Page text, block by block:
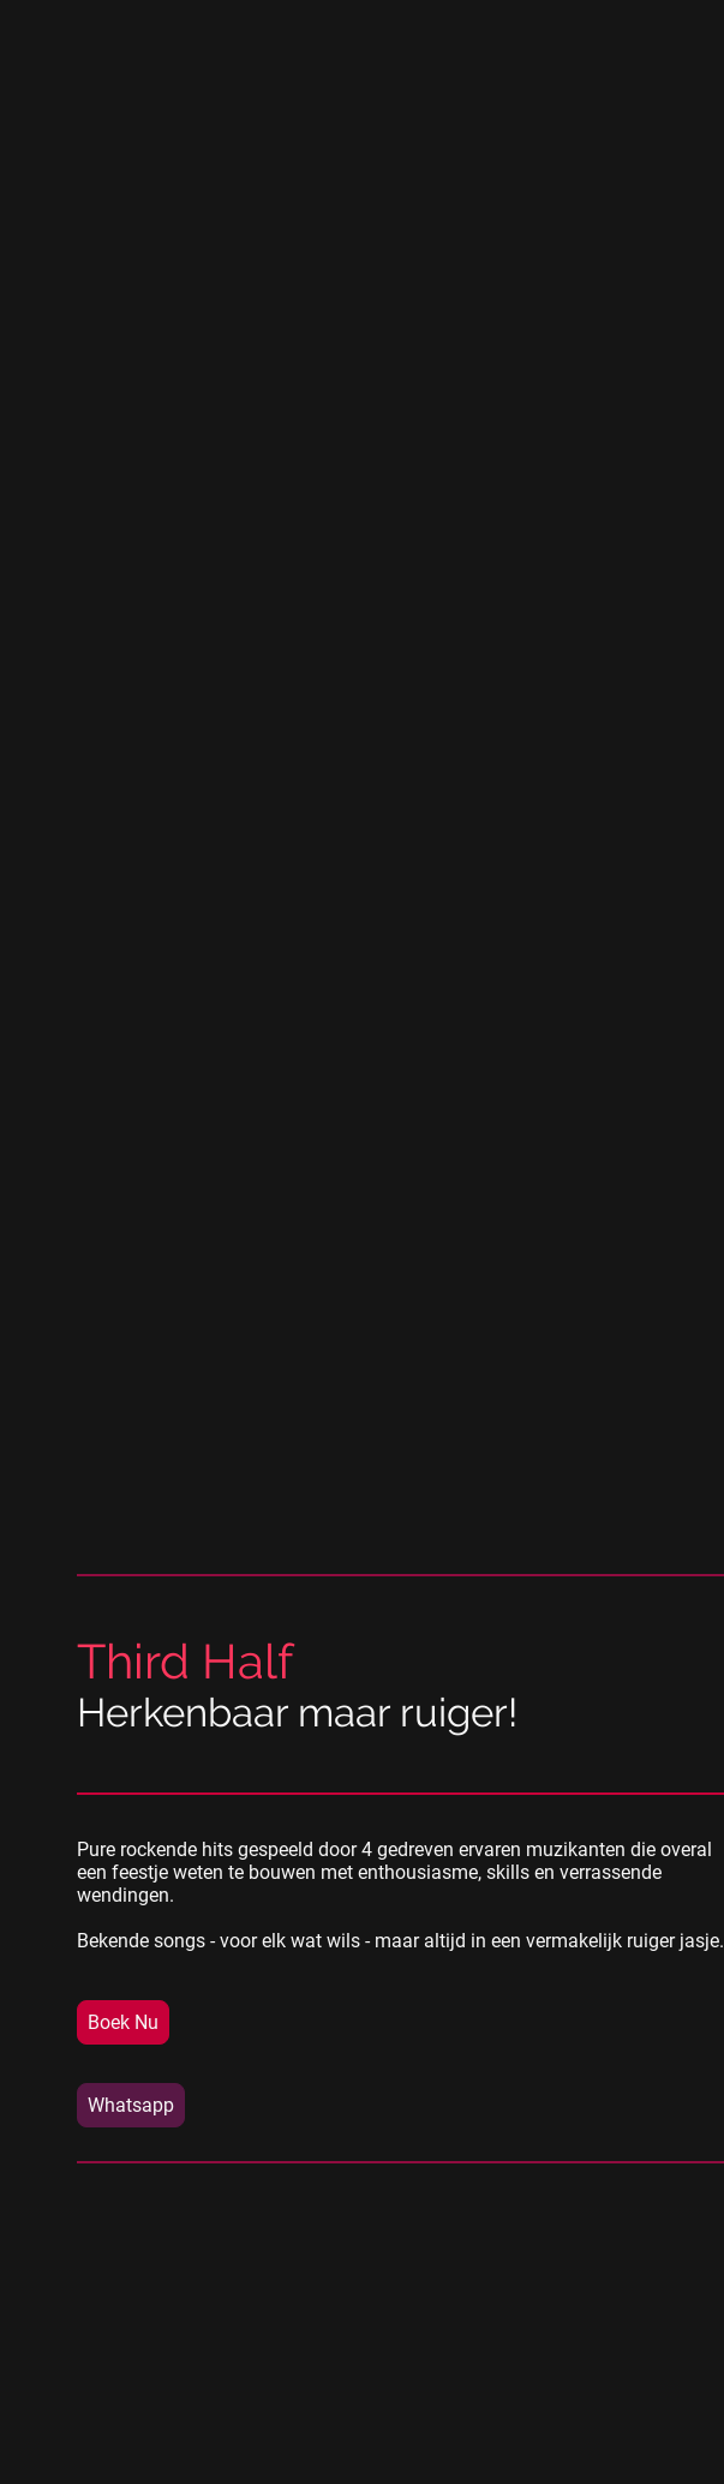
Third Half
Herkenbaar maar ruiger!
Pure rockende hits gespeeld door 4 gedreven ervaren muzikanten die overal
een feestje weten te bouwen met enthousiasme, skills en verrassende
wendingen.
Bekende songs - voor elk wat wils - maar altijd in een vermakelijk ruiger jasje.
Boek Nu
Whatsapp